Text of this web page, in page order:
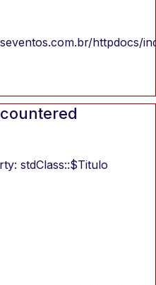
httpdocs/
stdClass::$Titulo